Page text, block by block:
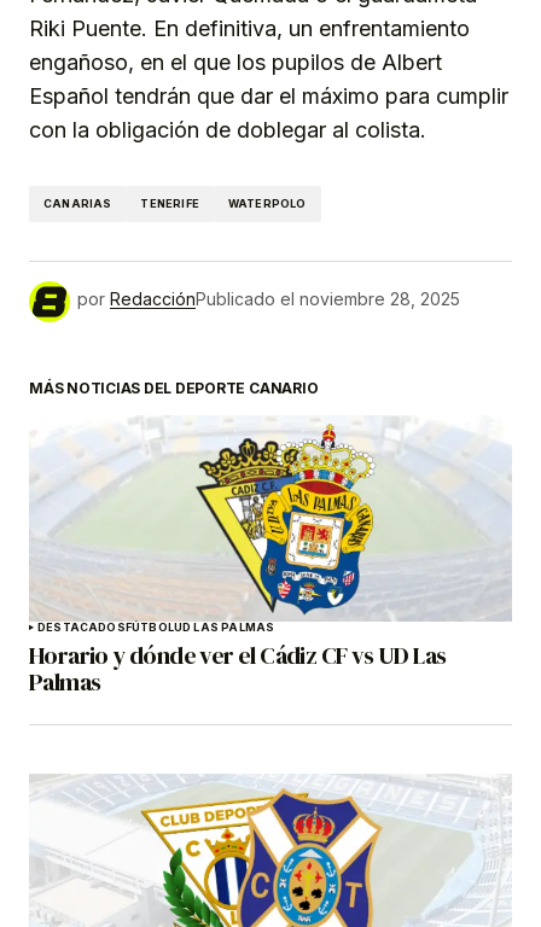
Riki Puente. En definitiva, un enfrentamiento
engañoso, en el que los pupilos de Albert
Español tendrán que dar el máximo para cumplir
con la obligación de doblegar al colista.
CANARIAS TENERIFE WATERPOLO
por RedacciónPublicado el noviembre 28, 2025
MÁS NOTICIAS DEL DEPORTE CANARIO
DESTACADOSFÚTBOLUD LAS PALMAS
Horario y dónde ver el Cádiz CF vs UD Las
Palmas